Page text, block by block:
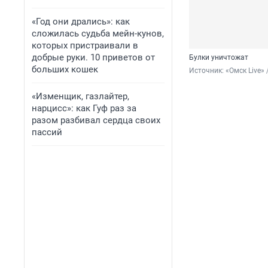
«Год они дрались»: как
сложилась судьба мейн-кунов,
которых пристраивали в
добрые руки. 10 приветов от
больших кошек
«Изменщик, газлайтер,
нарцисс»: как Гуф раз за
разом разбивал сердца своих
пассий
Булки уничтожат
Источник: «Омск Live»